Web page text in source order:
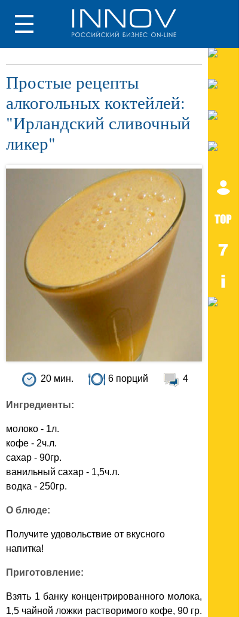
Простые рецепты
алкогольных коктейлей:
"Ирландский сливочный
ликер"
20 мин. 6 порций 4
Ингредиенты:
молоко - 1л.
кофе - 2ч.л.
сахар - 90гр.
ванильный сахар - 1,5ч.л.
водка - 250гр.
О блюде:
Получите удовольствие от вкусного
напитка!
Приготовление:
Взять 1 банку концентрированного молока,
1,5 чайной ложки растворимого кофе, 90 гр.